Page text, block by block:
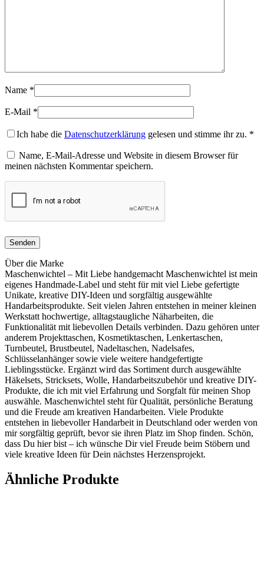
Name *
E-Mail *
Ich habe die Datenschutzerklärung gelesen und stimme ihr zu. *
Name, E-Mail-Adresse und Website in diesem Browser für
meinen nächsten Kommentar speichern.
Über die Marke
Maschenwichtel – Mit Liebe handgemacht Maschenwichtel ist mein
eigenes Handmade-Label und steht für mit viel Liebe gefertigte
Unikate, kreative DIY-Ideen und sorgfältig ausgewählte
Handarbeitsprodukte. Seit vielen Jahren entstehen in meiner kleinen
Werkstatt hochwertige, alltagstaugliche Näharbeiten, die
Funktionalität mit liebevollen Details verbinden. Dazu gehören unter
anderem Projekttaschen, Kosmetiktaschen, Lenkertaschen,
Turnbeutel, Brustbeutel, Nadeltaschen, Nadelsafes,
Schlüsselanhänger sowie viele weitere handgefertigte
Lieblingsstücke. Ergänzt wird das Sortiment durch ausgewählte
Häkelsets, Stricksets, Wolle, Handarbeitszubehör und kreative DIY-
Produkte, die ich mit viel Erfahrung und Sorgfalt für meinen Shop
auswähle. Maschenwichtel steht für Qualität, persönliche Beratung
und die Freude am kreativen Handarbeiten. Viele Produkte
entstehen in liebevoller Handarbeit in Deutschland oder werden von
mir sorgfältig geprüft, bevor sie ihren Platz im Shop finden. Schön,
dass Du hier bist – ich wünsche Dir viel Freude beim Stöbern und
viele kreative Ideen für Dein nächstes Herzensprojekt.
Ähnliche Produkte